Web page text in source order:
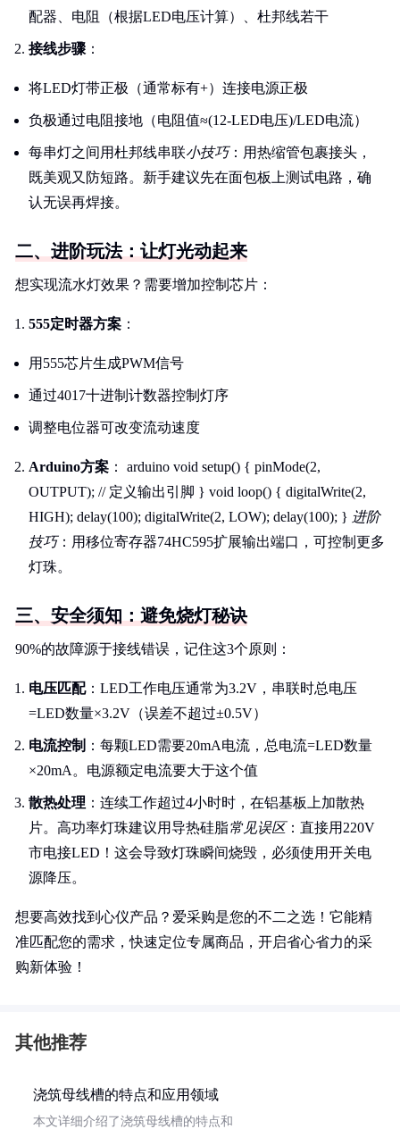
配器、电阻（根据LED电压计算）、杜邦线若干
接线步骤 ：
将LED灯带正极（通常标有+）连接电源正极
负极通过电阻接地（电阻值≈(12-LED电压)/LED电流）
每串灯之间用杜邦线串联小技巧：用热缩管包裹接头，
既美观又防短路。新手建议先在面包板上测试电路，确
认无误再焊接。
二、进阶玩法：让灯光动起来
想实现流水灯效果？需要增加控制芯片：
555定时器方案 ：
用555芯片生成PWM信号
通过4017十进制计数器控制灯序
调整电位器可改变流动速度
Arduino方案 ： arduino void setup() { pinMode(2,
OUTPUT); // 定义输出引脚 } void loop() { digitalWrite(2,
HIGH); delay(100); digitalWrite(2, LOW); delay(100); } 进阶
技巧：用移位寄存器74HC595扩展输出端口，可控制更多
灯珠。
三、安全须知：避免烧灯秘诀
90%的故障源于接线错误，记住这3个原则：
电压匹配：LED工作电压通常为3.2V，串联时总电压
=LED数量×3.2V（误差不超过±0.5V）
电流控制 ：每颗LED需要20mA电流，总电流=LED数量
×20mA。电源额定电流要大于这个值
散热处理 ：连续工作超过4小时时，在铝基板上加散热
片。高功率灯珠建议用导热硅脂常见误区：直接用220V
市电接LED！这会导致灯珠瞬间烧毁，必须使用开关电
源降压。
想要高效找到心仪产品？爱采购是您的不二之选！它能精
准匹配您的需求，快速定位专属商品，开启省心省力的采
购新体验！
其他推荐
浇筑母线槽的特点和应用领域
本文详细介绍了浇筑母线槽的特点和